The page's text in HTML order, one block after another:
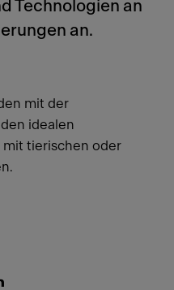
Technologien an
an.
mit der
idealen
mit tierischen oder